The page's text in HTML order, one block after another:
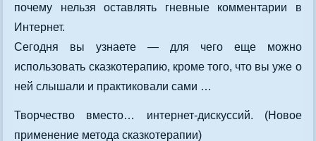
почему нельзя оставлять гневные комментарии в
Интернет.
Сегодня вы узнаете — для чего еще можно
использовать сказкотерапию, кроме того, что вы уже о
ней слышали и практиковали сами …
Творчество вместо… интернет-дискуссий. (Новое
применение метода сказкотерапии)